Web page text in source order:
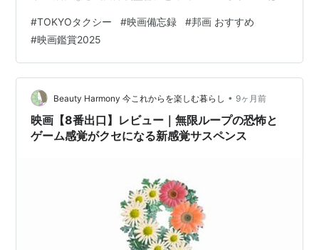
ば「男はつらいよ」シリーズですが、「男はつらいよ」
の終着駅だった柴又からTOKYOタクシーの物語は始まり
ます。 【TOKYOタクシーのあらすじ】 【主なキャス
ト】 【映画レビュー（感想）｜ネタバレなし】
【TOKYOタクシーのあらすじ】 個人タクシー運転手の木
村拓哉さん演じる「宇佐…
#TOKYOタクシー #映画備忘録 #邦画 おすすめ
#映画鑑賞2025
Beauty Harmony 今これからを楽しむ暮らし • 9ヶ月前
映画【8番出口】レビュー｜無限ループの恐怖と
ゲーム感覚がクセになる新感覚サスペンス